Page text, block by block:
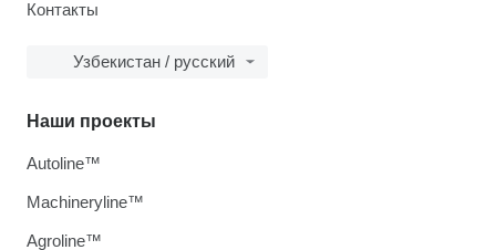
Контакты
Узбекистан / русский
Наши проекты
Autoline™
Machineryline™
Agroline™